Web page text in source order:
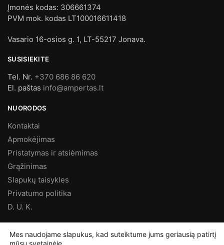
Įmonės kodas: 306661374
PVM mok. kodas LT100016611418
Vasario 16-osios g. 1, LT-55217 Jonava.
SUSISIEKITE
Tel. Nr. +370 686 86 620
El. paštas info@ampertas.lt
NUORODOS
Kontaktai
Apmokėjimas
Pristatymas ir atsiėmimas
Grąžinimas
Slapukų taisykles
Privatumo politika
D. U. K.
Mes naudojame slapukus, kad suteiktume jums geriausią patirtį
mūsų svetainėje.